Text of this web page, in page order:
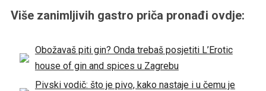
Više zanimljivih gastro priča pronađi ovdje:
Obožavaš piti gin? Onda trebaš posjetiti L’Erotic
house of gin and spices u Zagrebu
Pivski vodič: što je pivo, kako nastaje i u čemu je